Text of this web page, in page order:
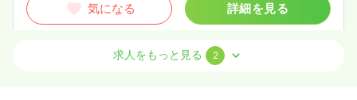
気になる 詳細を見る
オペ室(手術室)正看護師
求人をもっと見る 2